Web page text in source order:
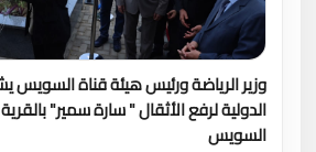
وزير الرياضة ورئيس هيئة قناة السويس
الدولية لرفع الأثقال " سارة سمير"
السويس